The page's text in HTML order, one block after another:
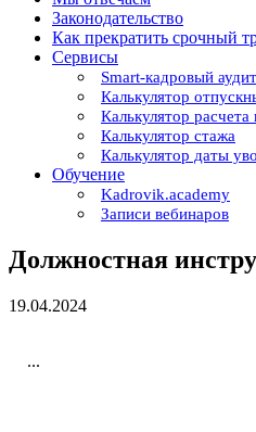
Законодательство
Как прекратить срочный
Сервисы
Smart-кадровый аудит
Калькулятор
Калькулятор
Калькулятор стажа
Калькулятор даты
Обучение
Kadrovik.academy
Записи вебинаров
Должностная
19.04.2024
...